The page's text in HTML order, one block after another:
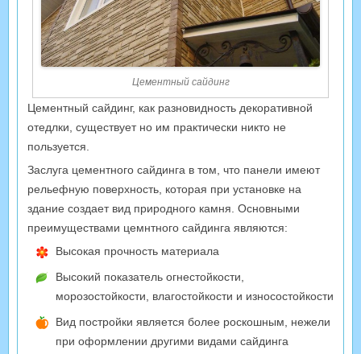
Цементный сайдинг
Цементный сайдинг, как разновидность декоративной
отедлки, существует но им практически никто не
пользуется.
Заслуга цементного сайдинга в том, что панели имеют
рельефную поверхность, которая при установке на
здание создает вид природного камня. Основными
преимуществами цемнтного сайдинга являются:
Высокая прочность материала
Высокий показатель огнестойкости,
морозостойкости, влагостойкости и износостойкости
Вид постройки является более роскошным, нежели
при оформлении другими видами сайдинга